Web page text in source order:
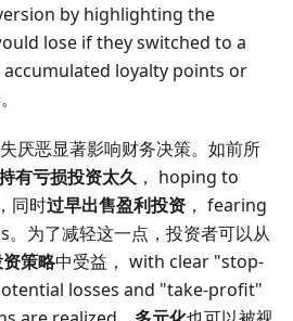
by highlighting the
lose if they switched to a
loyalty points or
失厌恶显著影响财务决策。如前所
有亏损投资太久 ， hoping to
同时过早出售盈利投资 ， fearing
为了减轻这一点，投资者可以从
策略中受益， with clear "stop-
losses and "take-profit"